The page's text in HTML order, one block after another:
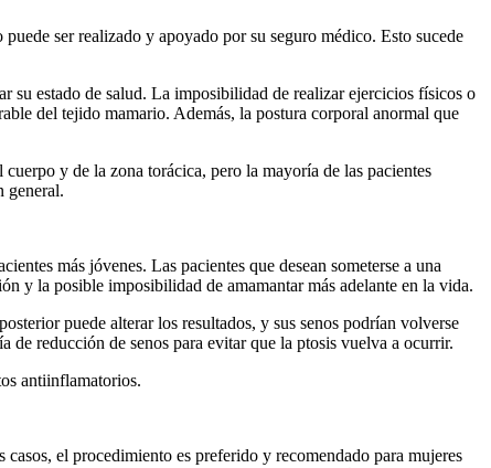
ser realizado y apoyado por su seguro médico. Esto sucede
su estado de salud. La imposibilidad de realizar ejercicios físicos o
del tejido mamario. Además, la postura corporal anormal que
y de la zona torácica, pero la mayoría de las pacientes
general.
más jóvenes. Las pacientes que desean someterse a una
y la posible imposibilidad de amamantar más adelante en la vida.
puede alterar los resultados, y sus senos podrían volverse
de reducción de senos para evitar que la ptosis vuelva a ocurrir.
antiinflamatorios.
el procedimiento es preferido y recomendado para mujeres